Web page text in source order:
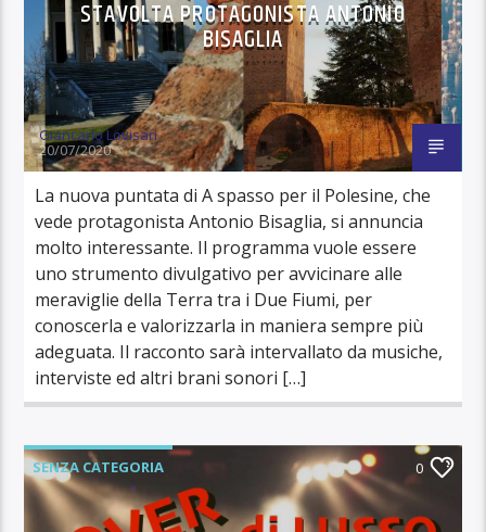
STAVOLTA PROTAGONISTA ANTONIO
BISAGLIA
Giancarlo Lovisari
20/07/2020
La nuova puntata di A spasso per il Polesine, che
vede protagonista Antonio Bisaglia, si annuncia
molto interessante. Il programma vuole essere
uno strumento divulgativo per avvicinare alle
meraviglie della Terra tra i Due Fiumi, per
conoscerla e valorizzarla in maniera sempre più
adeguata. Il racconto sarà intervallato da musiche,
interviste ed altri brani sonori […]
SENZA CATEGORIA 0